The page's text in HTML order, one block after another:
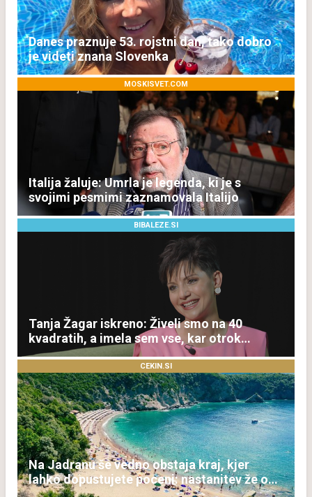
Danes praznuje 53. rojstni dan, tako dobro
je videti znana Slovenka
MOSKISVET.COM
Italija žaluje: Umrla je legenda, ki je s
svojimi pesmimi zaznamovala Italijo
BIBALEZE.SI
Tanja Žagar iskreno: Živeli smo na 40
kvadratih, a imela sem vse, kar otrok
potrebuje
CEKIN.SI
Na Jadranu še vedno obstaja kraj, kjer
lahko dopustujete poceni: nastanitev že od